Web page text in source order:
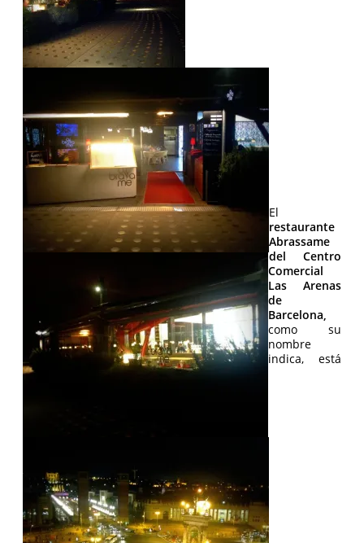
El
restaurante
Abrassame
del Centro
Comercial
Las Arenas
de
Barcelona,
como su
nombre
indica, está